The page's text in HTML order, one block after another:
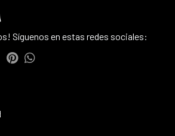
Síguenos en estas redes sociales: